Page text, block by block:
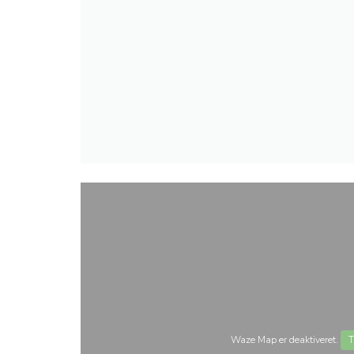
Waze Map er deaktiveret.